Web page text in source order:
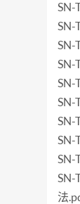
SN-
SN-
SN-
SN-
SN-
SN-
SN-
SN-
SN-
SN-
法